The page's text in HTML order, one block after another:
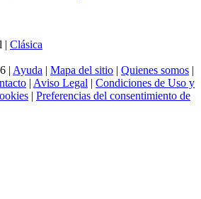
| Clásica
| Ayuda | Mapa del sitio | Quienes somos |
| Aviso Legal | Condiciones de Uso y
| Preferencias del consentimiento de